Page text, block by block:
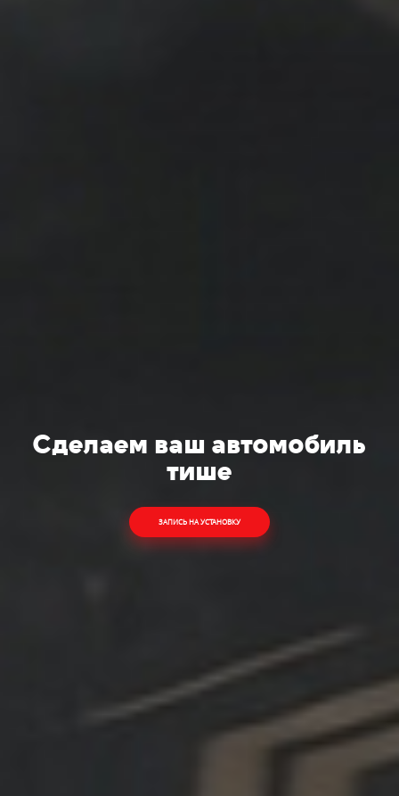
Сделаем ваш автомобиль
тише
ЗАПИСЬ НА УСТАНОВКУ